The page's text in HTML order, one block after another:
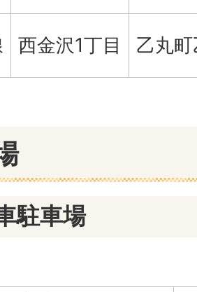
西金沢1丁目 乙丸
駐車場